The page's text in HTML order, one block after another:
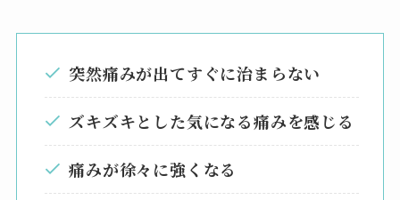
突然痛みが出てすぐに治まらない
ズキズキとした気になる痛みを感じる
痛みが徐々に強くなる